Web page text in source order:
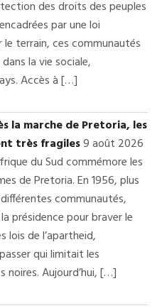
des droits des peuples
par une loi
terrain, ces communautés
la vie sociale,
Accès à […]
la marche de Pretoria, les
très fragiles9 août 2026
du Sud commémore les
de Pretoria. En 1956, plus
communautés,
présidence pour braver le
de l’apartheid,
qui limitait les
Aujourd’hui, […]